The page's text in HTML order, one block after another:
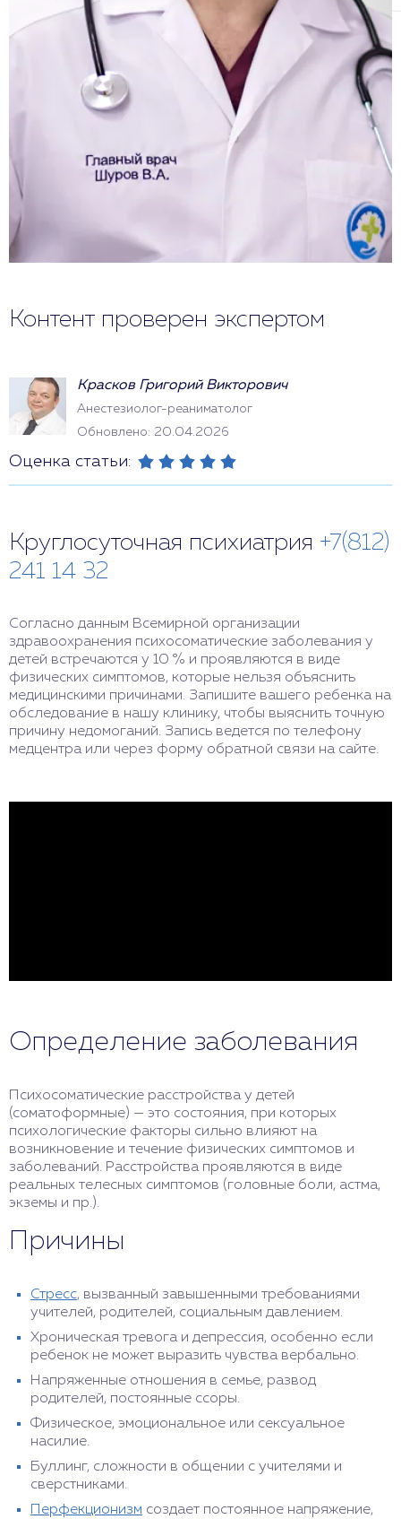
Контент проверен экспертом
Красков Григорий Викторович
Анестезиолог-реаниматолог
Обновлено: 20.04.2026
Оценка статьи:
Круглосуточная психиатрия +7(812)
241 14 32
Согласно данным Всемирной организации
здравоохранения психосоматические заболевания у
детей встречаются у 10 % и проявляются в виде
физических симптомов, которые нельзя объяснить
медицинскими причинами. Запишите вашего ребенка на
обследование в нашу клинику, чтобы выяснить точную
причину недомоганий. Запись ведется по телефону
медцентра или через форму обратной связи на сайте.
Определение заболевания
Психосоматические расстройства у детей
(соматоформные) — это состояния, при которых
психологические факторы сильно влияют на
возникновение и течение физических симптомов и
заболеваний. Расстройства проявляются в виде
реальных телесных симптомов (головные боли, астма,
экземы и пр.).
Причины
Стресс, вызванный завышенными требованиями
учителей, родителей, социальным давлением.
Хроническая тревога и депрессия, особенно если
ребенок не может выразить чувства вербально.
Напряженные отношения в семье, развод
родителей, постоянные ссоры.
Физическое, эмоциональное или сексуальное
насилие.
Буллинг, сложности в общении с учителями и
сверстниками.
Перфекционизм создает постоянное напряжение,